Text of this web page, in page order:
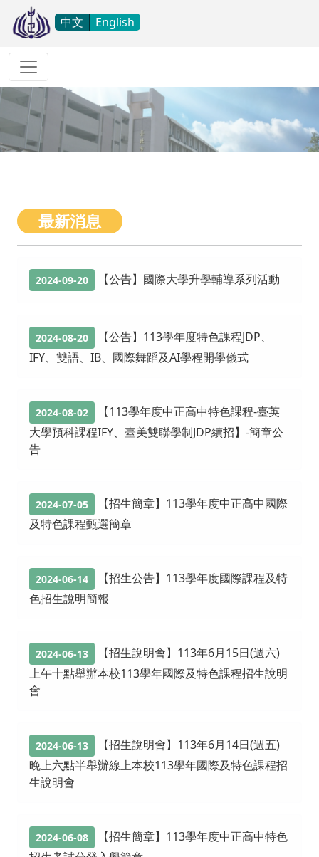
中文 English
最新消息
2024-09-20 【公告】國際大學升學輔導系列活動
2024-08-20
【公告】113學年度特色課程JDP、
IFY、雙語、IB、國際舞蹈及AI學程開學儀式
2024-08-02
【113學年度中正高中特色課程-臺英
大學預科課程IFY、臺美雙聯學制JDP續招】-簡章公
告
2024-07-05
【招生簡章】113學年度中正高中國際
及特色課程甄選簡章
2024-06-14
【招生公告】113學年度國際課程及特
色招生說明簡報
2024-06-13
【招生說明會】113年6月15日(週六)
上午十點舉辦本校113學年國際及特色課程招生說明
會
2024-06-13
【招生說明會】113年6月14日(週五)
晚上六點半舉辦線上本校113學年國際及特色課程招
生說明會
2024-06-08
【招生簡章】113學年度中正高中特色